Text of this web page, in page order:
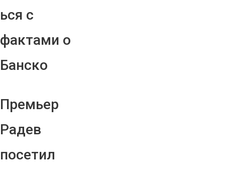
ься с
фактами о
Банско
Премьер
Радев
посетил